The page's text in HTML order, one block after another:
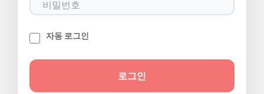
자동 로그인